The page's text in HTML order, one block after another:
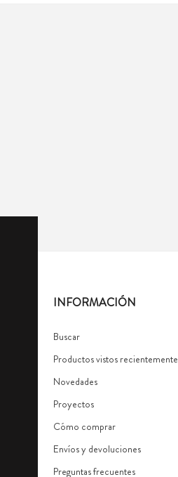
INFORMACIÓN
Buscar
Productos vistos recientemente
Novedades
Proyectos
Cómo comprar
Envíos y devoluciones
Preguntas frecuentes